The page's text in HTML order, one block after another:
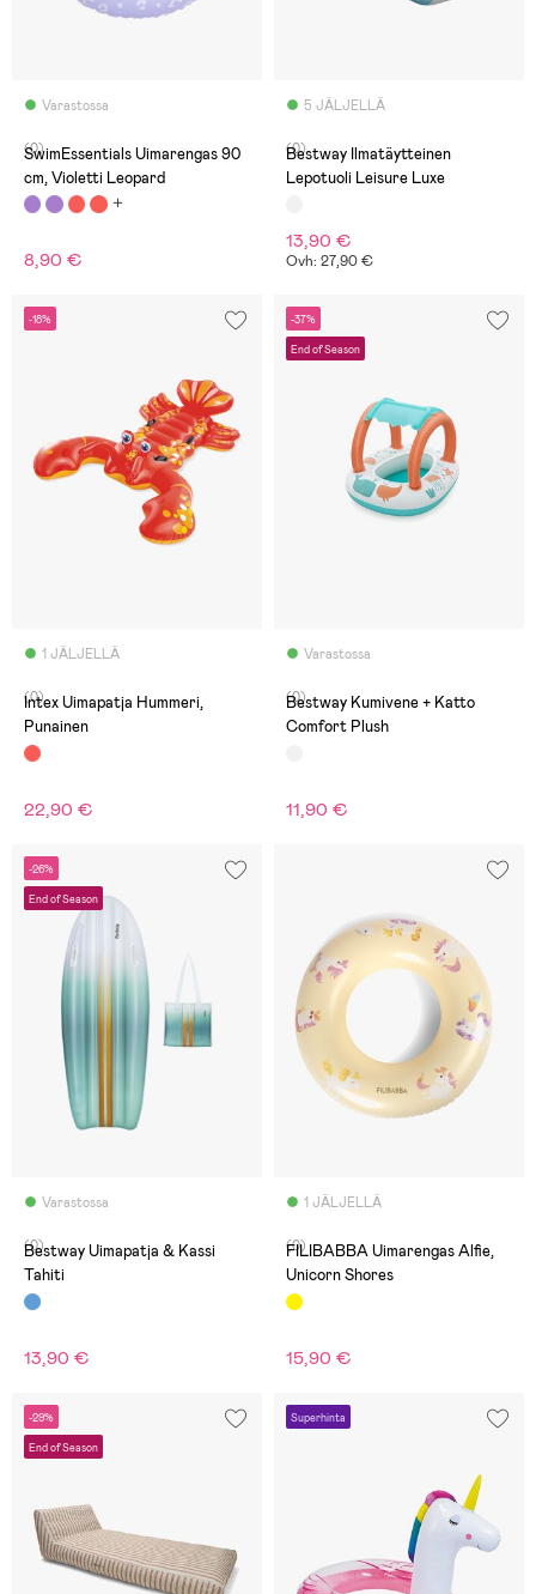
Varastossa
(0)
SwimEssentials Uimarengas 90
cm, Violetti Leopard
8,90 €
5 JÄLJELLÄ
(0)
Bestway Ilmatäytteinen
Lepotuoli Leisure Luxe
13,90 €
Ovh: 27,90 €
-18%
1 JÄLJELLÄ
(0)
Intex Uimapatja Hummeri,
Punainen
22,90 €
-37%
End of Season
Varastossa
(0)
Bestway Kumivene + Katto
Comfort Plush
11,90 €
-26%
End of Season
Varastossa
(0)
Bestway Uimapatja & Kassi
Tahiti
13,90 €
1 JÄLJELLÄ
(0)
FILIBABBA Uimarengas Alfie,
Unicorn Shores
15,90 €
-29%
End of Season
Superhinta